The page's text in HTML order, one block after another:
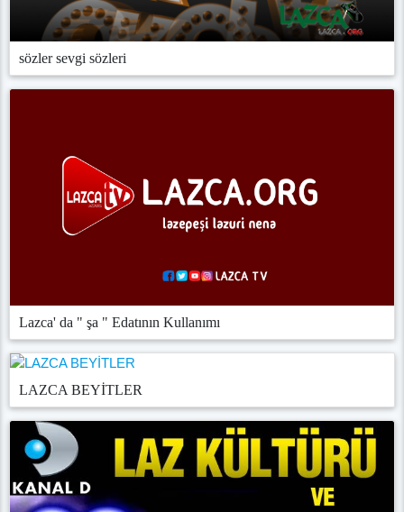
sözler sevgi sözleri
Lazca' da " şa " Edatının Kullanımı
LAZCA BEYİTLER